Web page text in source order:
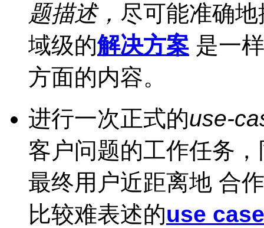
题描述， 尽可能准确
域级的解决方案 是一
方面的内容。
进行一次正式的use-
客户问题的工作任务
最终用户近距离地 合
比较难表述的use case